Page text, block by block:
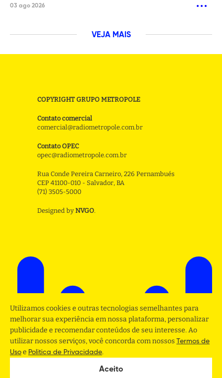
03 ago 2026
VEJA MAIS
COPYRIGHT GRUPO METROPOLE
Contato comercial
comercial@radiometropole.com.br
Contato OPEC
opec@radiometropole.com.br
Rua Conde Pereira Carneiro, 226 Pernambués
CEP 41100-010 - Salvador, BA
(71) 3505-5000
Designed by NVGO.
Utilizamos cookies e outras tecnologias semelhantes para
melhorar sua experiência em nossa plataforma, personalizar
publicidade e recomendar conteúdos de seu interesse. Ao
utilizar nossos serviços, você concorda com nossos Termos de
Uso e Politica de Privacidade.
Aceito